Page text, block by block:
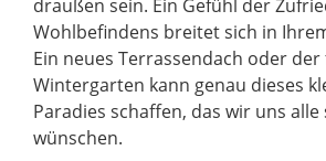
draußen sein. Ein Gefühl der
Wohlbefindens breitet sich in
Ein neues Terrassendach oder
Wintergarten kann genau dieses
Paradies schaffen, das wir uns alle
wünschen.